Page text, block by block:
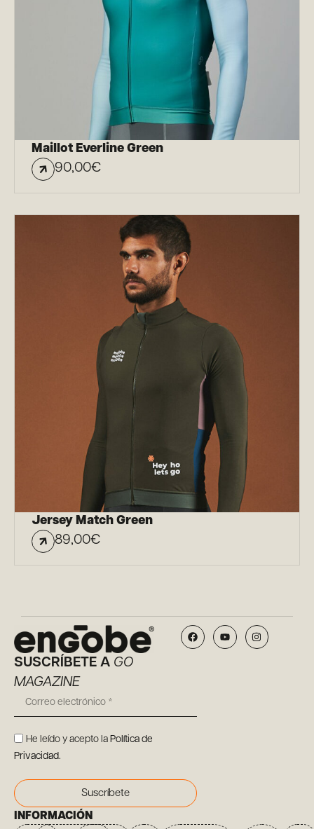
Maillot Everline Green
90,00€
Jersey Match Green
89,00€
SUSCRÍBETE A GO
MAGAZINE
He leído y acepto la Política de
Privacidad.
Suscríbete
INFORMACIÓN